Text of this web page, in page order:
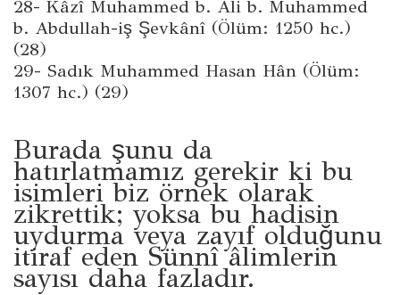
28- Kâzî Muhammed b. Ali b. Muhammed
b. Abdullah-iş Şevkânî (Ölüm: 1250 hc.)
(28)
29- Sadık Muhammed Hasan Hân (Ölüm:
1307 hc.) (29)
Burada şunu da
hatırlatmamız gerekir ki bu
isimleri biz örnek olarak
zikrettik; yoksa bu hadisin
uydurma veya zayıf olduğunu
itiraf eden Sünnî âlimlerin
sayısı daha fazladır.